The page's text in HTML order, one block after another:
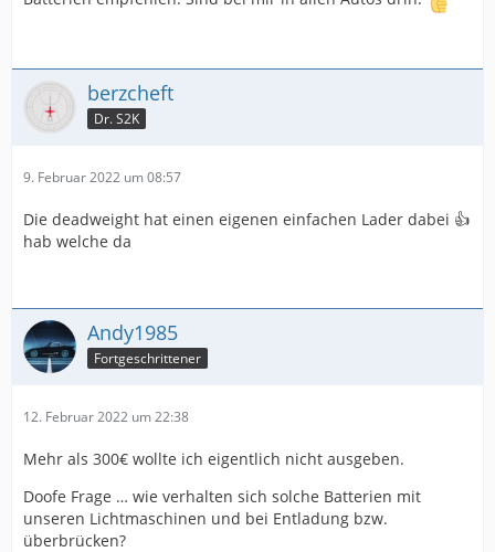
berzcheft
Dr. S2K
9. Februar 2022 um 08:57
Die deadweight hat einen eigenen einfachen Lader dabei 👍
hab welche da
Andy1985
Fortgeschrittener
12. Februar 2022 um 22:38
Mehr als 300€ wollte ich eigentlich nicht ausgeben.
Doofe Frage … wie verhalten sich solche Batterien mit
unseren Lichtmaschinen und bei Entladung bzw.
überbrücken?